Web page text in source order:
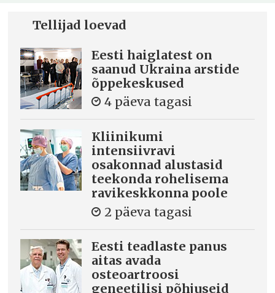
Tellijad loevad
Eesti haiglatest on
saanud Ukraina arstide
õppekeskused
4 päeva tagasi
Kliinikumi
intensiivravi
osakonnad alustasid
teekonda rohelisema
ravikeskkonna poole
2 päeva tagasi
Eesti teadlaste panus
aitas avada
osteoartroosi
geneetilisi põhjuseid